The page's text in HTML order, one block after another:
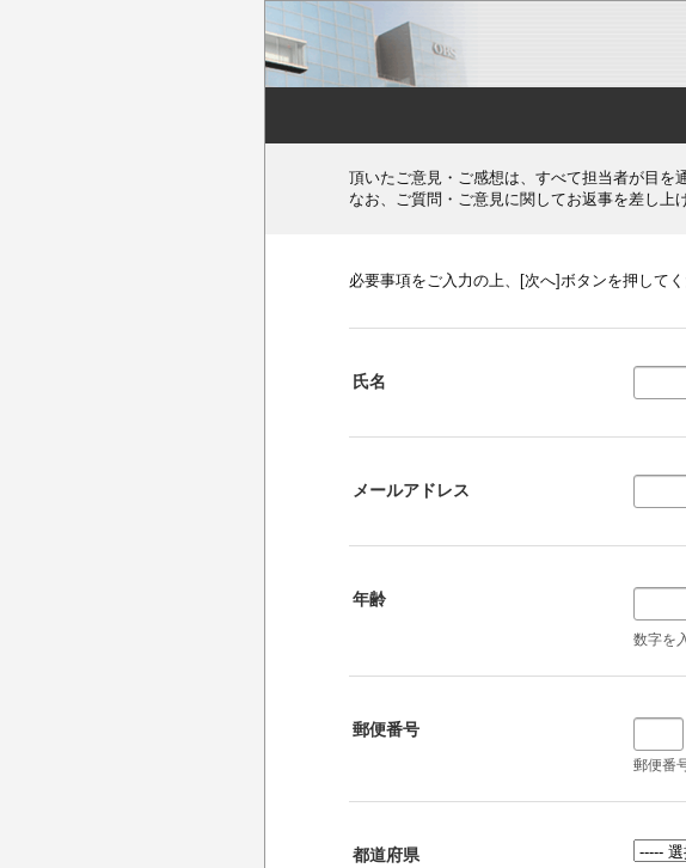
頂いたご意見・ご感想は、すべて担当者が目を
なお、ご質問・ご意見に関してお返事を差し上
必要事項をご入力の上、[次へ]ボタンを押してく
氏名
メールアドレス
年齢
数字を
郵便番号
郵便番
都道府県